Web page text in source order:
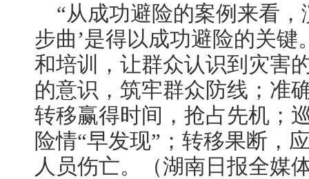
“从成功避险的案例来看
步曲’是得以成功避险的关
和培训，让群众认识到灾害
的意识，筑牢群众防线；准
转移赢得时间，抢占先机；
险情“早发现”；转移果断，
人员伤亡。（湖南日报全媒